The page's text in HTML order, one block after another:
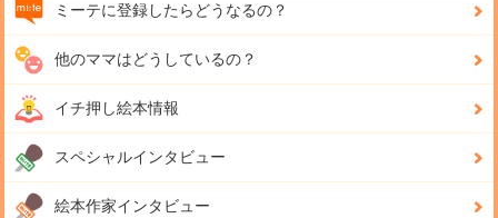
ミーテに登録したらどうなるの？
他のママはどうしているの？
イチ押し絵本情報
スペシャルインタビュー
絵本作家インタビュー